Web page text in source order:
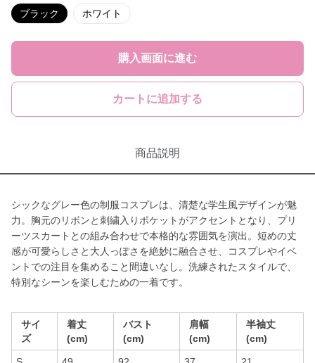
ブラック ホワイト
購入画面に進む
カートに追加する
商品説明
シックなグレー色の制服コスプレは、清楚な学生風デザインが魅
力。胸元のリボンと刺繍入りポケットがアクセントとなり、プリ
ーツスカートとの組み合わせで本格的な雰囲気を演出。短めの丈
感が可愛らしさと大人っぽさを絶妙に融合させ、コスプレやイベ
ントでの注目を集めること間違いなし。洗練されたスタイルで、
特別なシーンを楽しむための一着です。
サイ
ズ
着丈
(cm)
バスト
(cm)
肩幅
(cm)
半袖丈
(cm)